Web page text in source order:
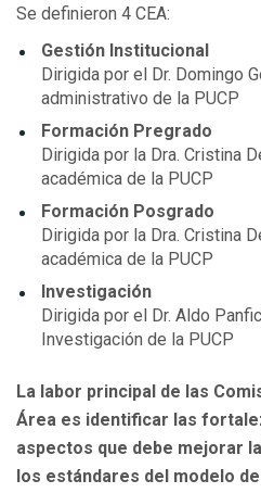
Se definieron 4 CEA:
Gestión Institucional
Dirigida por el Dr. Domingo
administrativo de la PUCP
Formación Pregrado
Dirigida por la Dra. Cristina
académica de la PUCP
Formación Posgrado
Dirigida por la Dra. Cristina
académica de la PUCP
Investigación
Dirigida por el Dr. Aldo
Investigación de la PUCP
La labor principal de las
Área es identificar las
aspectos que debe mejorar
los estándares del modelo